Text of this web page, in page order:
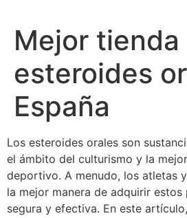
Mejor tienda
esteroides
España
Los esteroides orales son
el ámbito del culturismo y la
deportivo. A menudo, los atletas
la mejor manera de adquirir
segura y efectiva. En este